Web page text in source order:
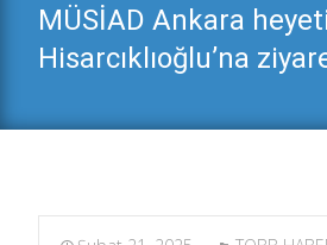
MÜSİAD Ankara
Hisarcıklıoğlu’na